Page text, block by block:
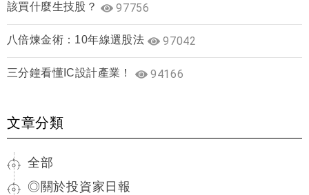
該買什麼生技股？ 97756
八倍煉金術：10年線選股法 97042
三分鐘看懂IC設計產業！ 94166
文章分類
全部
◎關於投資家日報